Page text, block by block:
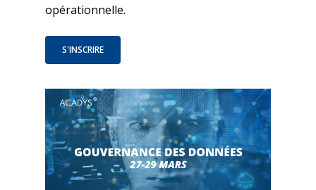
opérationnelle.
S'INSCRIRE